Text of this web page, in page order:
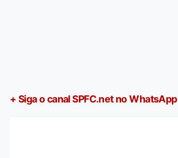
+ Siga o canal SPFC.net no WhatsApp